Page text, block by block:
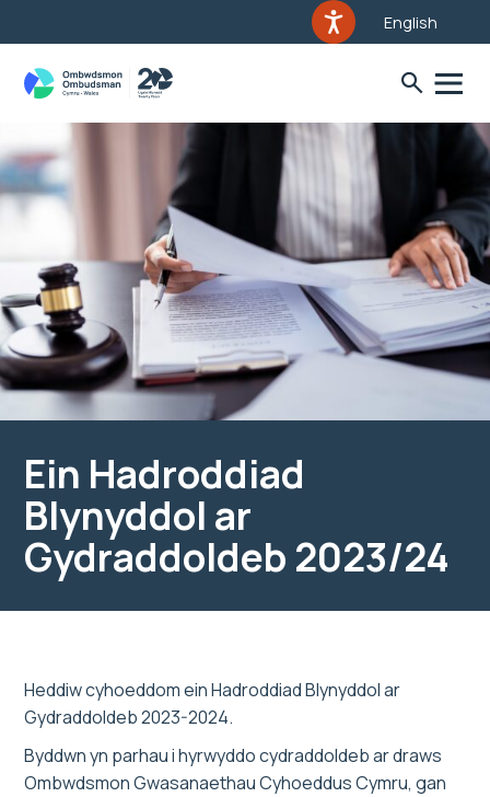
English
Ein Hadroddiad
Blynyddol ar
Gydraddoldeb 2023/24
Heddiw cyhoeddom ein Hadroddiad Blynyddol ar
Gydraddoldeb 2023-2024.
Byddwn yn parhau i hyrwyddo cydraddoldeb ar draws
Ombwdsmon Gwasanaethau Cyhoeddus Cymru, gan